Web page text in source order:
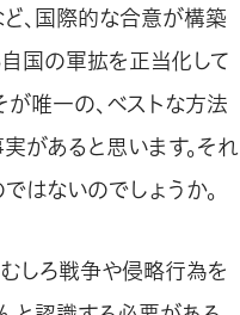
、国際的な合意が構築
国の軍拡を正当化して
が唯一の、ベストな方法
があると思います。それ
はないのでしょうか。
むしろ戦争や侵略行為を